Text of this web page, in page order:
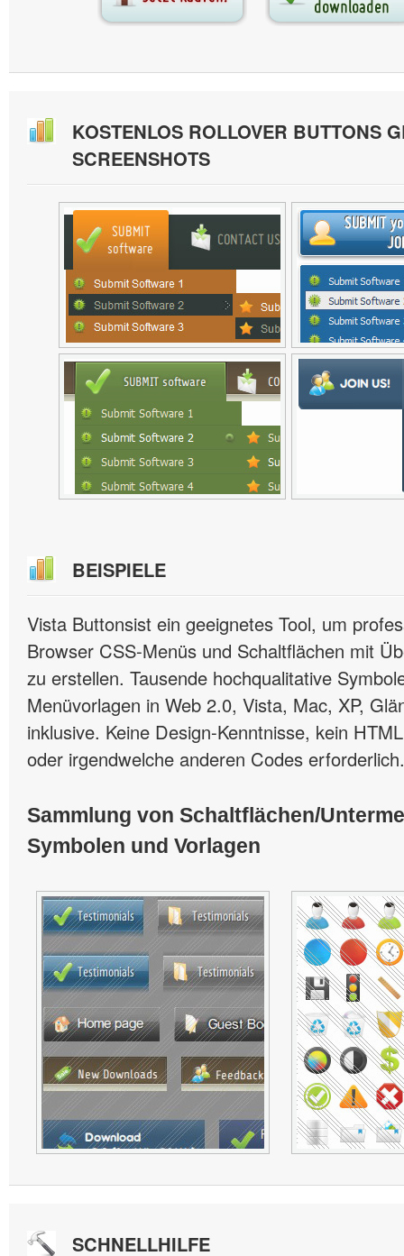
KOSTENLOS ROLLOVER BUTTONS
SCREENSHOTS
BEISPIELE
Vista Buttonsist ein geeignetes Tool, um
Browser CSS-Menüs und Schaltflächen mit
zu erstellen. Tausende hochqualitative
Menüvorlagen in Web 2.0, Vista, Mac, XP,
inklusive. Keine Design-Kenntnisse, kein
oder irgendwelche anderen Codes erforderlich.
Sammlung von Schaltflächen/
Symbolen und Vorlagen
SCHNELLHILFE